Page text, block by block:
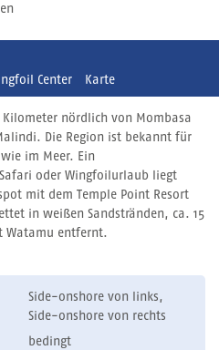
Center Karte
nördlich von Mombasa
Die Region ist bekannt für
im Meer. Ein
oder Wingfoilurlaub liegt
mit dem Temple Point Resort
in weißen Sandstränden, ca. 15
Watamu entfernt.
Side-onshore von links,
Side-onshore von rechts
bedingt